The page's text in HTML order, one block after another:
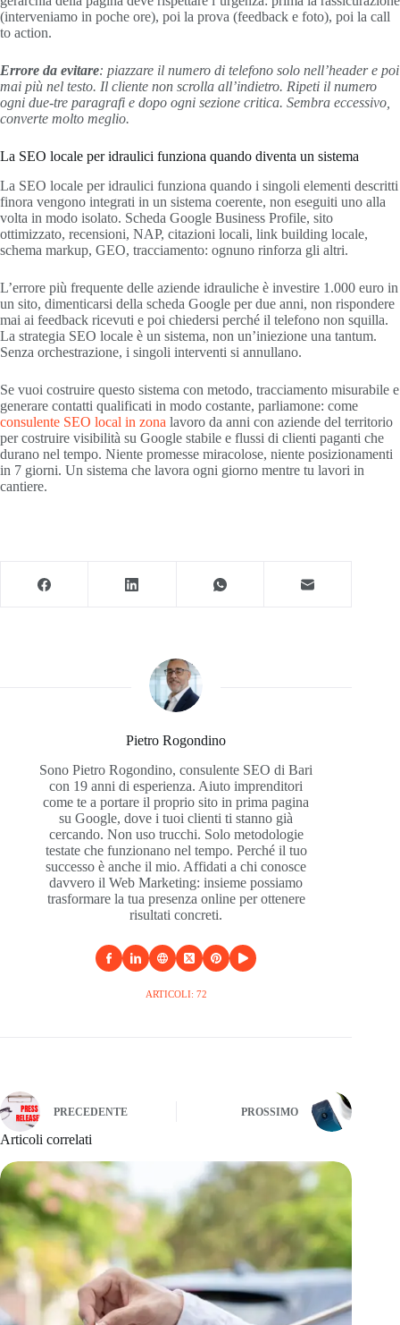
(interveniamo in poche ore), poi la prova (feedback e foto), poi la call
to action.
Errore da evitare: piazzare il numero di telefono solo nell’header e poi
mai più nel testo. Il cliente non scrolla all’indietro. Ripeti il numero
ogni due-tre paragrafi e dopo ogni sezione critica. Sembra eccessivo,
converte molto meglio.
La SEO locale per idraulici funziona quando diventa un sistema
La SEO locale per idraulici funziona quando i singoli elementi descritti
finora vengono integrati in un sistema coerente, non eseguiti uno alla
volta in modo isolato. Scheda Google Business Profile, sito
ottimizzato, recensioni, NAP, citazioni locali, link building locale,
schema markup, GEO, tracciamento: ognuno rinforza gli altri.
L’errore più frequente delle aziende idrauliche è investire 1.000 euro in
un sito, dimenticarsi della scheda Google per due anni, non rispondere
mai ai feedback ricevuti e poi chiedersi perché il telefono non squilla.
La strategia SEO locale è un sistema, non un’iniezione una tantum.
Senza orchestrazione, i singoli interventi si annullano.
Se vuoi costruire questo sistema con metodo, tracciamento misurabile e
generare contatti qualificati in modo costante, parliamone: come
consulente SEO local in zona lavoro da anni con aziende del territorio
per costruire visibilità su Google stabile e flussi di clienti paganti che
durano nel tempo. Niente promesse miracolose, niente posizionamenti
in 7 giorni. Un sistema che lavora ogni giorno mentre tu lavori in
cantiere.
Pietro Rogondino
Sono Pietro Rogondino, consulente SEO di Bari
con 19 anni di esperienza. Aiuto imprenditori
come te a portare il proprio sito in prima pagina
su Google, dove i tuoi clienti ti stanno già
cercando. Non uso trucchi. Solo metodologie
testate che funzionano nel tempo. Perché il tuo
successo è anche il mio. Affidati a chi conosce
davvero il Web Marketing: insieme possiamo
trasformare la tua presenza online per ottenere
risultati concreti.
ARTICOLI: 72
PRECEDENTE PROSSIMO
Articoli correlati